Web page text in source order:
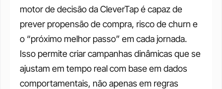
motor de decisão da CleverTap é capaz de
prever propensão de compra, risco de churn e
o “próximo melhor passo” em cada jornada.
Isso permite criar campanhas dinâmicas que se
ajustam em tempo real com base em dados
comportamentais, não apenas em regras